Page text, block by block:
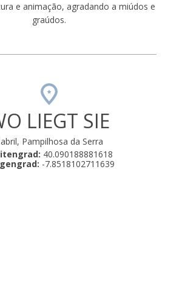
e animação, agradando a miúdos e
graúdos.
LIEGT SIE
Pampilhosa da Serra
40.090188881618
-7.8518102711639